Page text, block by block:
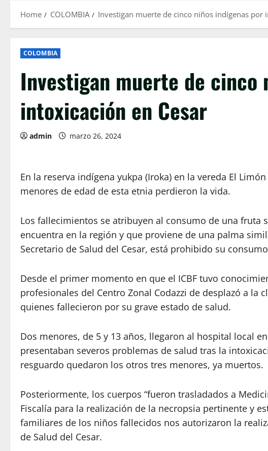
Home COLOMBIA Investigan muerte de cinco niños indígenas por
COLOMBIA
Investigan muerte de cinco
intoxicación en Cesar
admin marzo 26, 2024
En la reserva indígena yukpa (Iroka) en la vereda El
menores de edad de esta etnia perdieron la vida.
Los fallecimientos se atribuyen al consumo de una fruta
encuentra en la región y que proviene de una palma
Secretario de Salud del Cesar, está prohibido su
Desde el primer momento en que el ICBF tuvo
profesionales del Centro Zonal Codazzi de desplazó a la
quienes fallecieron por su grave estado de salud.
Dos menores, de 5 y 13 años, llegaron al hospital local
presentaban severos problemas de salud tras la
resguardo quedaron los otros tres menores, ya muertos.
Posteriormente, los cuerpos “fueron trasladados a
Fiscalía para la realización de la necropsia pertinente y
familiares de los niños fallecidos nos autorizaron la
de Salud del Cesar.